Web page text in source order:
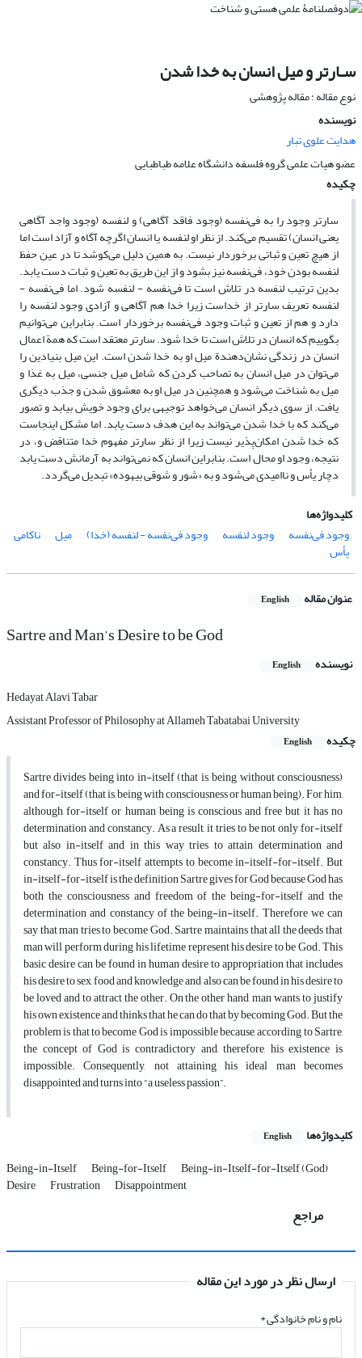
سـارتر و میل انسان به خدا شدن
نوع مقاله : مقاله پژوهشی
نویسنده
هدایت علوی تبار
عضو هیات علمی گروه فلسفه دانشگاه علامه طباطبایی
چکیده
سارتر وجود را به فی‌نفسه (وجود فاقد آگاهی) و لنفسه (وجود واجد آگاهی
یعنی انسان) تقسیم می‌کند. از نظر او لنفسه یا انسان اگرچه آگاه و آزاد است اما
از هیچ تعین و ثباتی برخوردار نیست. به همین دلیل می‌کوشد تا در عین حفظ
لنفسه بودن خود، فی‌نفسه نیز بشود و از این طریق به تعین و ثبات دست یابد.
بدین ترتیب لنفسه در تلاش است تا فی‌نفسه - لنفسه شود. اما فی‌نفسه -
لنفسه تعریف سارتر از خداست زیرا خدا هم آگاهی و آزادی وجود لنفسه را
دارد و هم از تعین و ثبات وجود فی‌نفسه برخوردار است. بنابراین می‌توانیم
بگوییم که انسان در تلاش است تا خدا شود. سارتر معتقد است که همة اعمال
انسان در زندگی نشان‌دهندة میل او به خدا شدن است. این میل بنیادین را
می‌توان در میل انسان به تصاحب کردن که شامل میل جنسی، میل به غذا و
میل به شناخت می‌شود و همچنین در میل او به معشوق شدن و جذب دیگری
یافت. از سوی دیگر انسان می‌خواهد توجیهی برای وجود خویش بیابد و تصور
می‌کند که با خدا شدن می‌تواند به این هدف دست یابد. اما مشکل اینجاست
که خدا شدن امکان‌پذیر نیست زیرا از نظر سارتر مفهوم خدا متناقض و، در
نتیجه، وجود او محال است. بنابراین انسان که نمی‌تواند به آرمانش دست یابد
دچار یأس و ناامیدی می‌شود و به «شور و شوقی بیهوده» تبدیل می‌گردد.
کلیدواژه‌ها
وجود فی‌نفسه
وجود لنفسه وجود فی‌نفسه - لنفسه (خدا) میل ناکامی
یأس
عنوان مقاله English
Sartre and Man’s Desire to be God
نویسنده English
Hedayat Alavi Tabar
Assistant Professor of Philosophy at Allameh Tabatabai University
چکیده
English
Sartre divides being into in-itself (that is, being without consciousness)
and for-itself (that is, being with consciousness or human being). For him,
although for-itself or human being is conscious and free but it has no
determination and constancy. As a result, it tries to be not only for-itself
but also in-itself and in this way tries to attain determination and
constancy. Thus for-itself attempts to become in-itself-for-itself. But
in-itself-for-itself is the definition Sartre gives for God because God has
both the consciousness and freedom of the being-for-itself and the
determination and constancy of the being-in-itself. Therefore we can
say that man tries to become God. Sartre maintains that all the deeds that
man will perform during his lifetime represent his desire to be God. This
basic desire can be found in human desire to appropriation that includes
his desire to sex, food and knowledge and also can be found in his desire to
be loved and to attract the other. On the other hand, man wants to justify
his own existence and thinks that he can do that by becoming God. But the
problem is that to become God is impossible because, according to Sartre,
the concept of God is contradictory and, therefore, his existence is
impossible. Consequently, not attaining his ideal man becomes
disappointed and turns into “a useless passion”.
کلیدواژه‌ها English
Being-in-Itself Being-for-Itself Being-in-Itself-for-Itself (God)
Desire Frustration Disappointment
مراجع
ارسال نظر در مورد این مقاله
نام و نام خانوادگی*